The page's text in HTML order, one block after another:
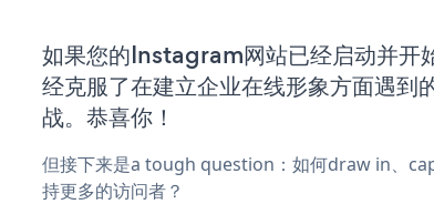
如果您的Instagram网站已经启动并开
经克服了在建立企业在线形象方面遇到
战。恭喜你！
但接下来是a tough question：如何draw in、
持更多的访问者？